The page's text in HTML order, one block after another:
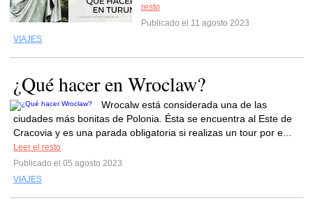
resto
Publicado el 11 agosto 2023
VIAJES
¿Qué hacer en Wroclaw?
Wrocalw está considerada una de las
ciudades más bonitas de Polonia. Ésta se encuentra al Este de
Cracovia y es una parada obligatoria si realizas un tour por e...
Leer el resto
Publicado el 05 agosto 2023
VIAJES